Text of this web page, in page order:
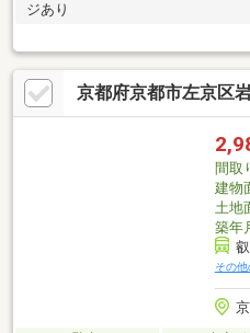
ジあり
京都府京都市左京区
間取
建物
土地
築年
その他